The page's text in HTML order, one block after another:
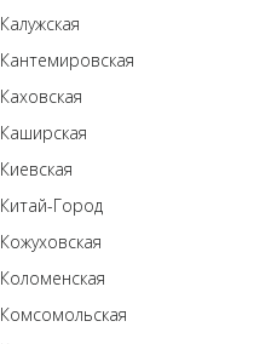
Калужская
Кантемировская
Каховская
Каширская
Киевская
Китай-Город
Кожуховская
Коломенская
Комсомольская